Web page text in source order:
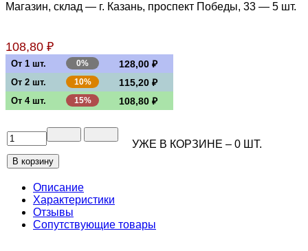
Магазин, склад — г. Казань, проспект Победы, 33 — 5 шт.
108,80 ₽
От 1 шт. 0% 128,00 ₽
От 2 шт. 10% 115,20 ₽
От 4 шт. 15% 108,80 ₽
УЖЕ В КОРЗИНЕ – 0 ШТ.
Описание
Характеристики
Отзывы
Сопутствующие товары